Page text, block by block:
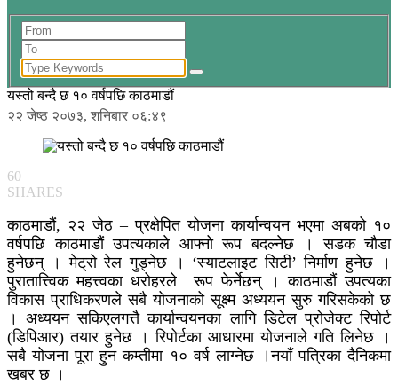
यस्तो बन्दै छ १० वर्षपछि काठमाडौं
२२ जेष्ठ २०७३, शनिबार ०६:४९
60
SHARES
काठमाडौं, २२ जेठ – प्रक्षेपित योजना कार्यान्वयन भएमा अबको १०
वर्षपछि काठमाडौं उपत्यकाले आफ्नो रूप बदल्नेछ । सडक चौडा
हुनेछन् । मेट्रो रेल गुड्नेछ । ‘स्याटलाइट सिटी’ निर्माण हुनेछ ।
पुरातात्त्विक महत्त्वका धरोहरले रूप फेर्नेछन् । काठमाडौं उपत्यका
विकास प्राधिकरणले सबै योजनाको सूक्ष्म अध्ययन सुरु गरिसकेको छ
। अध्ययन सकिएलगत्तै कार्यान्वयनका लागि डिटेल प्रोजेक्ट रिपोर्ट
(डिपिआर) तयार हुनेछ । रिपोर्टका आधारमा योजनाले गति लिनेछ ।
सबै योजना पूरा हुन कम्तीमा १० वर्ष लाग्नेछ ।नयाँ पत्रिका दैनिकमा
खबर छ ।